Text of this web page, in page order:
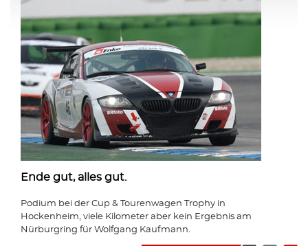
Ende gut, alles gut.
Podium bei der Cup & Tourenwagen Trophy in
Hockenheim, viele Kilometer aber kein Ergebnis am
Nürburgring für Wolfgang Kaufmann.